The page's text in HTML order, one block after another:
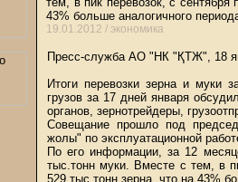
43% больше аналогичного
19.01.2012 / экономика
Пресс-служба АО "НК "ҚТЖ", 18
Итоги перевозки зерна и муки
грузов за 17 дней января
органов, зернотрейдеры,
Совещание прошло под
жолы" по эксплуатационной
По его информации, за 12
тыс.тонн муки. Вместе с тем, в
529 тыс.тонн зерна, что на 43%